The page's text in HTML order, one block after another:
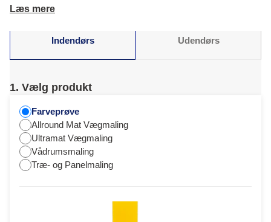
i dine rum. Oplev, hvordan du kan skabe balance. Læs
Læs mere
Indendørs Udendørs
1. Vælg produkt
Farveprøve
Allround Mat Vægmaling
Ultramat Vægmaling
Vådrumsmaling
Træ- og Panelmaling